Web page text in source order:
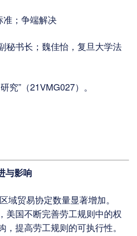
准；争端解决
秘书长；魏佳怡，复旦大学法
究”（21VMG027）。
与影响
域贸易协定数量显著增加。
美国不断完善劳工规则中的权
提高劳工规则的可执行性。